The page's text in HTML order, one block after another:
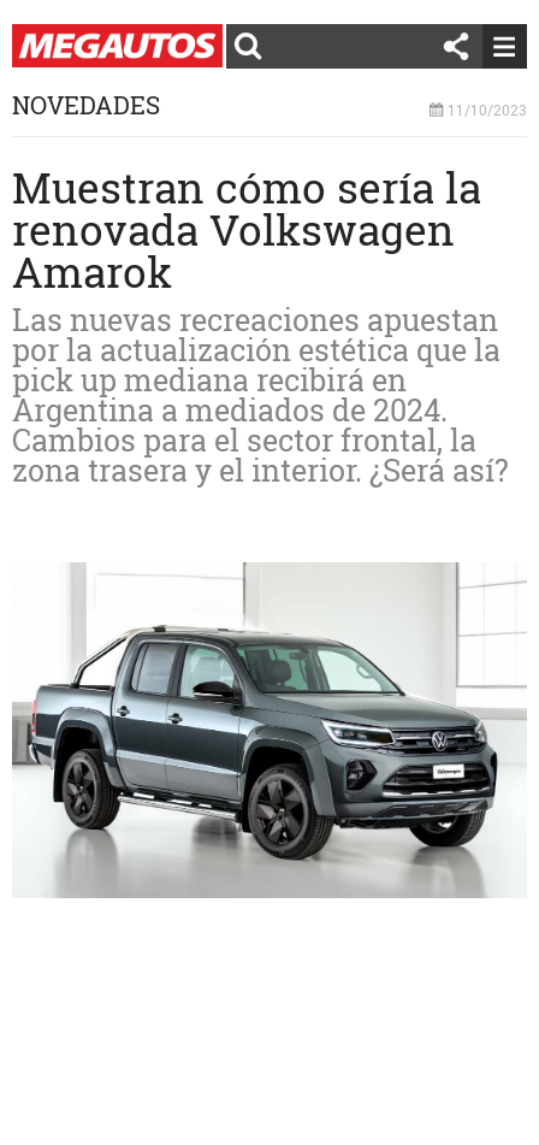
NOVEDADES 11/10/2023
Muestran cómo sería la
renovada Volkswagen
Amarok
Las nuevas recreaciones apuestan
por la actualización estética que la
pick up mediana recibirá en
Argentina a mediados de 2024.
Cambios para el sector frontal, la
zona trasera y el interior. ¿Será así?